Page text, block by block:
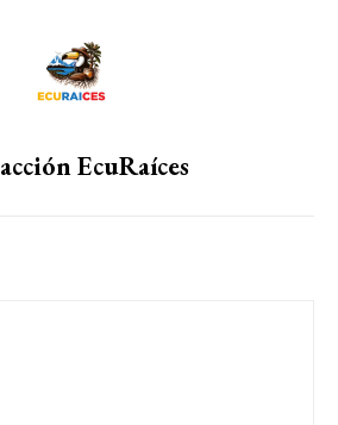
EcuRaíces